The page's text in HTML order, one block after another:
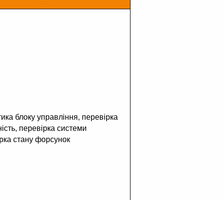
блоку управління, перевірка
перевірка системи
стану форсунок